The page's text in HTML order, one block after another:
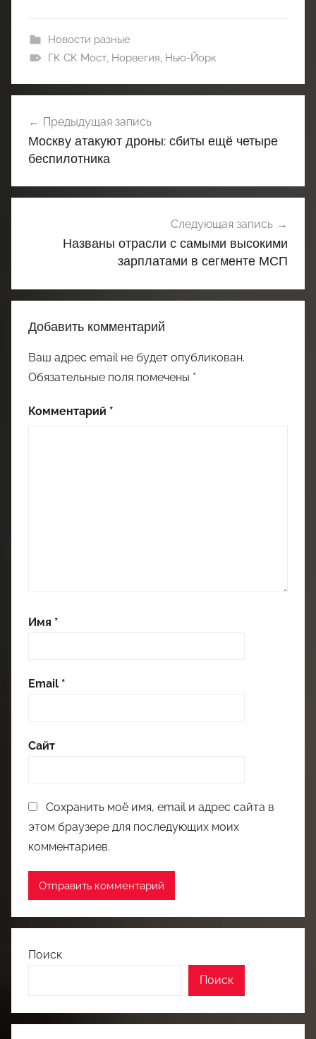
Новости разные
ГК СК Мост, Норвегия Нью-Йорк
по
записям
Предыдущая запись
Москву атакуют дроны: сбиты ещё четыре
беспилотника
Следующая запись
Названы отрасли с самыми высокими
зарплатами в сегменте МСП
Добавить комментарий
Ваш адрес email не будет опубликован.
Обязательные поля помечены *
Комментарий *
Имя *
Email *
Сайт
Сохранить моё имя, email и адрес сайта в
этом браузере для последующих моих
комментариев.
Поиск
Поиск